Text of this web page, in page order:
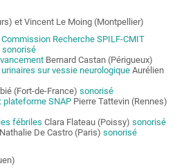
et Vincent Le Moing (Montpellier)
Commission Recherche SPILF-CMIT
sonorisé
Bernard Castan (Périgueux)
sur vessie neurologique Aurélien
(Fort-de-France) sonorisé
plateforme SNAP Pierre Tattevin (Rennes)
fébriles Clara Flateau (Poissy) sonorisé
Nathalie De Castro (Paris) sonorisé